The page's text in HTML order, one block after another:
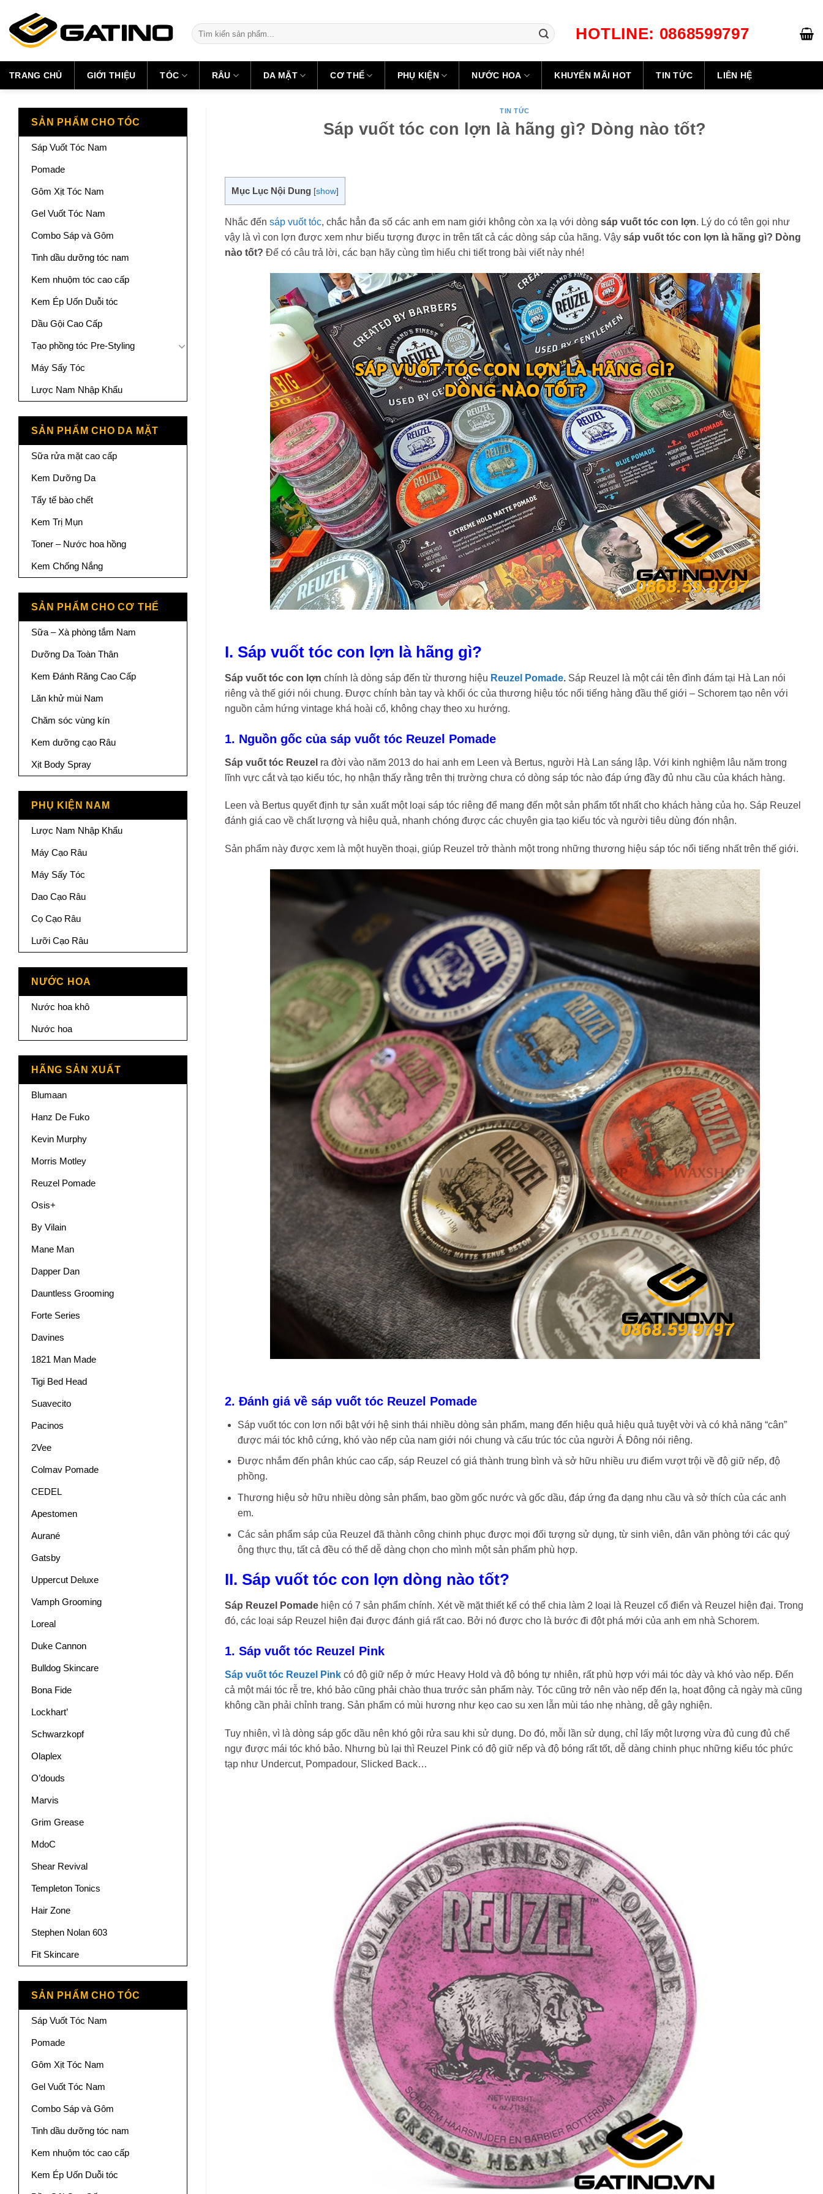
content
Search
for:
HOTLINE: 0868599797
TRANG CHỦ GIỚI THIỆU TÓC RÂU DA MẶT CƠ THỂ PHỤ KIỆN NƯỚC HOA KHUYẾN MÃI HOT TIN TỨC LIÊN HỆ
SẢN PHẨM CHO TÓC
Sáp Vuốt Tóc Nam
Pomade
Gôm Xịt Tóc Nam
Gel Vuốt Tóc Nam
Combo Sáp và Gôm
Tinh dầu dưỡng tóc nam
Kem nhuộm tóc cao cấp
Kem Ép Uốn Duỗi tóc
Dầu Gội Cao Cấp
Tạo phồng tóc Pre-Styling
Máy Sấy Tóc
Lược Nam Nhập Khẩu
SẢN PHẨM CHO DA MẶT
Sữa rửa mặt cao cấp
Kem Dưỡng Da
Tẩy tế bào chết
Kem Trị Mụn
Toner – Nước hoa hồng
Kem Chống Nắng
SẢN PHẨM CHO CƠ THỂ
Sữa – Xà phòng tắm Nam
Dưỡng Da Toàn Thân
Kem Đánh Răng Cao Cấp
Lăn khử mùi Nam
Chăm sóc vùng kín
Kem dưỡng cạo Râu
Xịt Body Spray
PHỤ KIỆN NAM
Lược Nam Nhập Khẩu
Máy Cạo Râu
Máy Sấy Tóc
Dao Cạo Râu
Cọ Cạo Râu
Lưỡi Cạo Râu
NƯỚC HOA
Nước hoa khô
Nước hoa
HÃNG SẢN XUẤT
Blumaan
Hanz De Fuko
Kevin Murphy
Morris Motley
Reuzel Pomade
Osis+
By Vilain
Mane Man
Dapper Dan
Dauntless Grooming
Forte Series
Davines
1821 Man Made
Tigi Bed Head
Suavecito
Pacinos
2Vee
Colmav Pomade
CEDEL
Apestomen
Aurané
Gatsby
Uppercut Deluxe
Vamph Grooming
Loreal
Duke Cannon
Bulldog Skincare
Bona Fide
Lockhart’
Schwarzkopf
Olaplex
O’douds
Marvis
Grim Grease
MdoC
Shear Revival
Templeton Tonics
Hair Zone
Stephen Nolan 603
Fit Skincare
SẢN PHẨM CHO TÓC
Sáp Vuốt Tóc Nam
Pomade
Gôm Xịt Tóc Nam
Gel Vuốt Tóc Nam
Combo Sáp và Gôm
Tinh dầu dưỡng tóc nam
Kem nhuộm tóc cao cấp
Kem Ép Uốn Duỗi tóc
TIN TỨC
Sáp vuốt tóc con lợn là hãng gì? Dòng nào tốt?
Mục Lục Nội Dung [show]
Nhắc đến sáp vuốt tóc, chắc hẳn đa số các anh em nam giới không còn xa lạ với dòng sáp vuốt tóc con lợn. Lý do có tên gọi như
vậy là vì con lợn được xem như biểu tượng được in trên tất cả các dòng sáp của hãng. Vậy sáp vuốt tóc con lợn là hãng gì? Dòng
nào tốt? Để có câu trả lời, các bạn hãy cùng tìm hiểu chi tiết trong bài viết này nhé!
I. Sáp vuốt tóc con lợn là hãng gì?
Sáp vuốt tóc con lợn chính là dòng sáp đến từ thương hiệu Reuzel Pomade. Sáp Reuzel là một cái tên đình đám tại Hà Lan nói
riêng và thế giới nói chung. Được chính bàn tay và khối óc của thương hiệu tóc nổi tiếng hàng đầu thế giới – Schorem tạo nên với
nguồn cảm hứng vintage khá hoài cổ, không chạy theo xu hướng.
1. Nguồn gốc của sáp vuốt tóc Reuzel Pomade
Sáp vuốt tóc Reuzel ra đời vào năm 2013 do hai anh em Leen và Bertus, người Hà Lan sáng lập. Với kinh nghiệm lâu năm trong
lĩnh vực cắt và tạo kiểu tóc, họ nhận thấy rằng trên thị trường chưa có dòng sáp tóc nào đáp ứng đầy đủ nhu cầu của khách hàng.
Leen và Bertus quyết định tự sản xuất một loại sáp tóc riêng để mang đến một sản phẩm tốt nhất cho khách hàng của họ. Sáp Reuzel
đánh giá cao về chất lượng và hiệu quả, nhanh chóng được các chuyên gia tạo kiểu tóc và người tiêu dùng đón nhận.
Sản phẩm này được xem là một huyền thoại, giúp Reuzel trở thành một trong những thương hiệu sáp tóc nổi tiếng nhất trên thế giới.
2. Đánh giá về sáp vuốt tóc Reuzel Pomade
Sáp vuốt tóc con lơn nổi bật với hệ sinh thái nhiều dòng sản phẩm, mang đến hiệu quả hiệu quả tuyệt vời và có khả năng “cân”
được mái tóc khô cứng, khó vào nếp của nam giới nói chung và cấu trúc tóc của người Á Đông nói riêng.
Được nhắm đến phân khúc cao cấp, sáp Reuzel có giá thành trung bình và sở hữu nhiều ưu điểm vượt trội về độ giữ nếp, độ
phồng.
Thương hiệu sở hữu nhiều dòng sản phẩm, bao gồm gốc nước và gốc dầu, đáp ứng đa dạng nhu cầu và sở thích của các anh
em.
Các sản phẩm sáp của Reuzel đã thành công chinh phục được mọi đối tượng sử dụng, từ sinh viên, dân văn phòng tới các quý
ông thực thụ, tất cả đều có thể dễ dàng chọn cho mình một sản phẩm phù hợp.
II. Sáp vuốt tóc con lợn dòng nào tốt?
Sáp Reuzel Pomade hiện có 7 sản phẩm chính. Xét về mặt thiết kế có thể chia làm 2 loại là Reuzel cổ điển và Reuzel hiện đại. Trong
đó, các loại sáp Reuzel hiện đại được đánh giá rất cao. Bởi nó được cho là bước đi đột phá mới của anh em nhà Schorem.
1. Sáp vuốt tóc Reuzel Pink
Sáp vuốt tóc Reuzel Pink có độ giữ nếp ở mức Heavy Hold và độ bóng tự nhiên, rất phù hợp với mái tóc dày và khó vào nếp. Đến
cả một mái tóc rễ tre, khó bảo cũng phải chào thua trước sản phẩm này. Tóc cũng trở nên vào nếp đến lạ, hoạt động cả ngày mà cũng
không cần phải chỉnh trang. Sản phẩm có mùi hương như kẹo cao su xen lẫn mùi táo nhẹ nhàng, dễ gây nghiện.
Tuy nhiên, vì là dòng sáp gốc dầu nên khó gội rửa sau khi sử dụng. Do đó, mỗi lần sử dụng, chỉ lấy một lượng vừa đủ cung đủ chế
ngự được mái tóc khó bảo. Nhưng bù lại thì Reuzel Pink có độ giữ nếp và độ bóng rất tốt, dễ dàng chinh phục những kiểu tóc phức
tạp như Undercut, Pompadour, Slicked Back…